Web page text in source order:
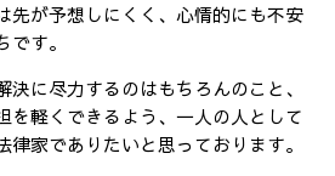
先が予想しにくく、心情的にも不安
す。
に尽力するのはもちろんのこと、
を軽くできるよう、一人の人として
家でありたいと思っております。